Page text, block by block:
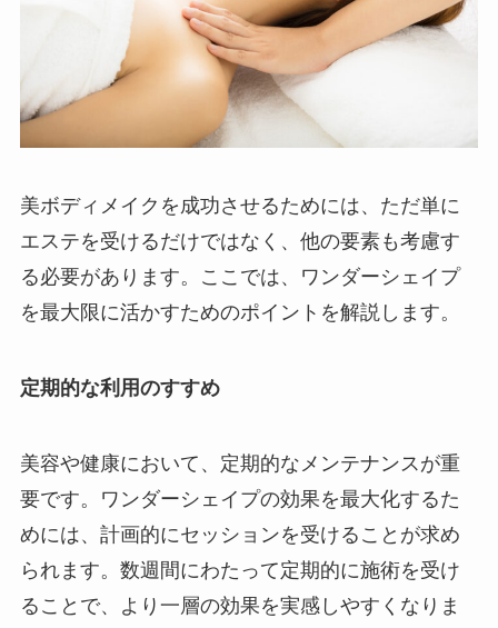
美ボディメイクを成功させるためには、ただ単に
エステを受けるだけではなく、他の要素も考慮す
る必要があります。ここでは、ワンダーシェイプ
を最大限に活かすためのポイントを解説します。
定期的な利用のすすめ
美容や健康において、定期的なメンテナンスが重
要です。ワンダーシェイプの効果を最大化するた
めには、計画的にセッションを受けることが求め
られます。数週間にわたって定期的に施術を受け
ることで、より一層の効果を実感しやすくなりま